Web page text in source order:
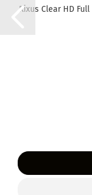
Rixus Clear HD